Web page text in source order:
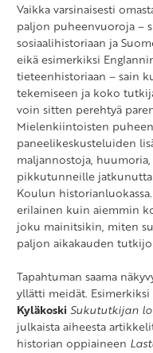
Vaikka varsinaisesti
paljon puheenvuoroja –
sosiaalihistoriaan ja
eikä esimerkiksi
tieteenhistoriaan – sain
tekemiseen ja koko
voin sitten perehtyä
Mielenkiintoisten
paneelikeskusteluiden
maljannostoja,
pikkutunneille
Koulun
erilainen kuin aiemmin
joku mainitsikin, miten
paljon aikakauden
Tapahtuman saama
yllätti meidät. Esimerkiksi
Kyläkoski Sukututkijan
julkaista aiheesta
historian oppiaineen